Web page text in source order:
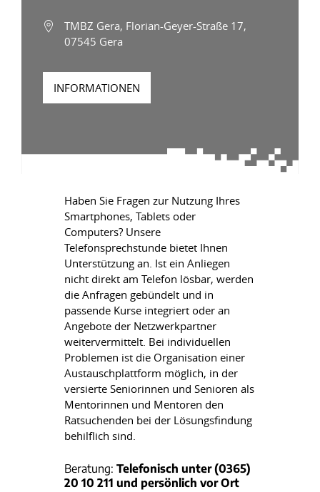
TMBZ Gera, Florian-Geyer-Straße 17,
07545 Gera
INFORMATIONEN
Haben Sie Fragen zur Nutzung Ihres
Smartphones, Tablets oder
Computers? Unsere
Telefonsprechstunde bietet Ihnen
Unterstützung an. Ist ein Anliegen
nicht direkt am Telefon lösbar, werden
die Anfragen gebündelt und in
passende Kurse integriert oder an
Angebote der Netzwerkpartner
weitervermittelt. Bei individuellen
Problemen ist die Organisation einer
Austauschplattform möglich, in der
versierte Seniorinnen und Senioren als
Mentorinnen und Mentoren den
Ratsuchenden bei der Lösungsfindung
behilflich sind.
Beratung: Telefonisch unter (0365)
20 10 211 und persönlich vor Ort